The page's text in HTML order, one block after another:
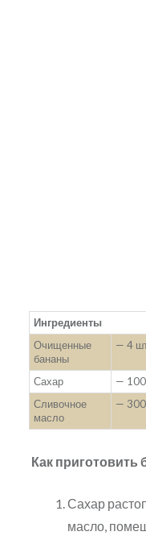
Ингредиенты
Очищенные
бананы
— 4
Сахар
— 100
Сливочное
масло
— 300
Как приготовить
Сахар
масло,